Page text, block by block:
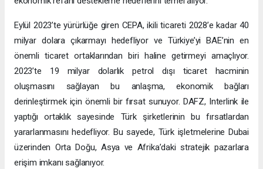
Eylül 2023’te yürürlüğe giren CEPA, ikili ticareti 2028’e kadar 40
milyar dolara çıkarmayı hedefliyor ve Türkiye’yi BAE’nin en
önemli ticaret ortaklarından biri haline getirmeyi amaçlıyor.
2023’te 19 milyar dolarlık petrol dışı ticaret hacminin
oluşmasını sağlayan bu anlaşma, ekonomik bağları
derinleştirmek için önemli bir fırsat sunuyor. DAFZ, Interlink ile
yaptığı ortaklık sayesinde Türk şirketlerinin bu fırsatlardan
yararlanmasını hedefliyor. Bu sayede, Türk işletmelerine Dubai
üzerinden Orta Doğu, Asya ve Afrika’daki stratejik pazarlara
erişim imkanı sağlanıyor.